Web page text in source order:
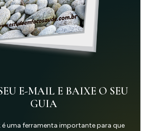
E-MAIL E BAIXE O SEU
GUIA
é uma ferramenta importante para que